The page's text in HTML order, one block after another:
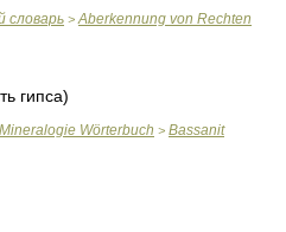
словарь > Aberkennung von Rechten
гипса)
Wörterbuch > Bassanit